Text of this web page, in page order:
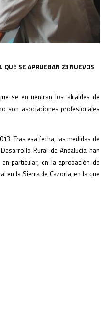
QUE SE APRUEBAN 23 NUEVOS
se encuentran los alcaldes de
son asociaciones profesionales
Tras esa fecha, las medidas de
Rural de Andalucía han
particular, en la aprobación de
en la Sierra de Cazorla, en la que